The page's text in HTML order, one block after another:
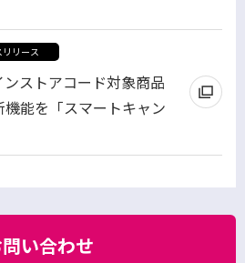
リース
ストアコード対象商品
能を「スマートキャン
い合わせ